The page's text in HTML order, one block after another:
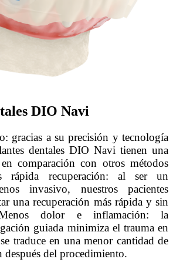
DIO Navi
gracias a su precisión y tecnología
dentales DIO Navi tienen una
comparación con otros métodos
rápida recuperación: al ser un
invasivo, nuestros pacientes
una recuperación más rápida y sin
Menos dolor e inflamación: la
guiada minimiza el trauma en
traduce en una menor cantidad de
del procedimiento.